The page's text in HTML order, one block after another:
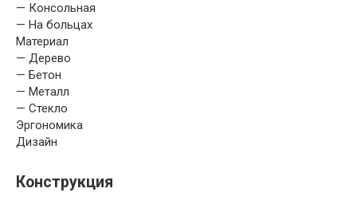
— Консольная
— На больцах
Материал
— Дерево
— Бетон
— Металл
— Стекло
Эргономика
Дизайн
Конструкция